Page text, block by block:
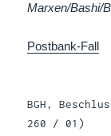
Marxen/Bashi/
Postbank-Fall
BGH,
260 / 01)